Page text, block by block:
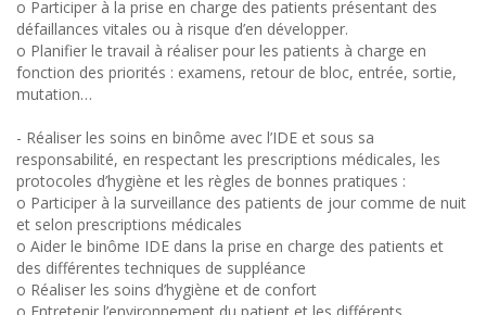
o Participer à la prise en charge des patients présentant des
défaillances vitales ou à risque d’en développer.
o Planifier le travail à réaliser pour les patients à charge en
fonction des priorités : examens, retour de bloc, entrée, sortie,
mutation…
- Réaliser les soins en binôme avec l’IDE et sous sa
responsabilité, en respectant les prescriptions médicales, les
protocoles d’hygiène et les règles de bonnes pratiques :
o Participer à la surveillance des patients de jour comme de nuit
et selon prescriptions médicales
o Aider le binôme IDE dans la prise en charge des patients et
des différentes techniques de suppléance
o Réaliser les soins d’hygiène et de confort